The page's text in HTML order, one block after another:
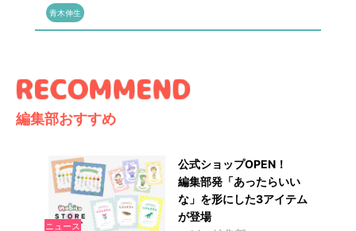
青木伸生
編集部おすすめ
ニュース
公式ショップOPEN！
編集部発「あったらいい
な」を形にした3アイテム
が登場